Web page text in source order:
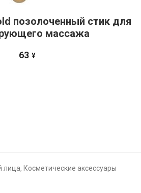
позолоченный стик для
массажа
63 ¥
лица, Косметические аксессуары